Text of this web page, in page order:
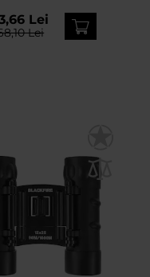
Lei
Lei